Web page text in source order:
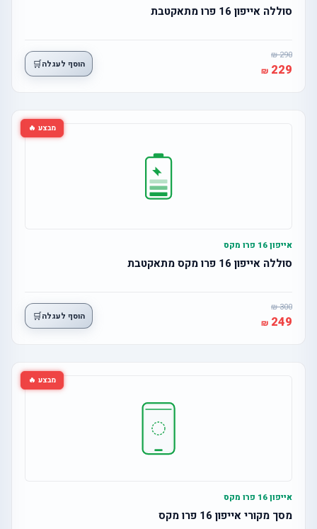
סוללה אייפון 16 פרו מתאקטבת
290
229 הוסף לעגלה🛒
מבצע 🔥
אייפון 16 פרו מקס
סוללה אייפון 16 פרו מקס מתאקטבת
300
249 הוסף לעגלה🛒
מבצע 🔥
אייפון 16 פרו מקס
מסך מקורי אייפון 16 פרו מקס